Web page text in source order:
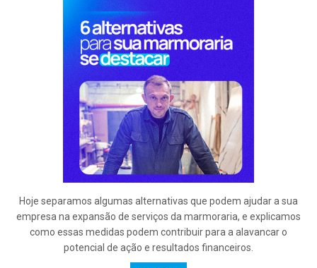
Hoje separamos algumas alternativas que podem ajudar a sua
empresa na expansão de serviços da marmoraria, e explicamos
como essas medidas podem contribuir para a alavancar o
potencial de ação e resultados financeiros.